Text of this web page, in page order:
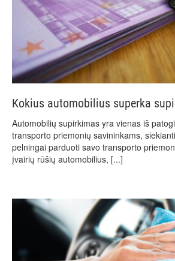
Kokius automobilius superka
Automobilių supirkimas yra vienas iš
transporto priemonių savininkams,
pelningai parduoti savo transporto
įvairių rūšių automobilius, [...]